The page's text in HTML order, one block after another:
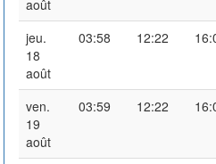
août
jeu.
18
août
03:58 12:22
ven.
19
août
03:59 12:22